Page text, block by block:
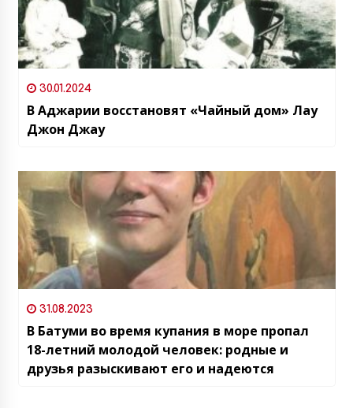
30.01.2024
В Аджарии восстановят «Чайный дом» Лау
Джон Джау
31.08.2023
В Батуми во время купания в море пропал
18-летний молодой человек: родные и
друзья разыскивают его и надеются